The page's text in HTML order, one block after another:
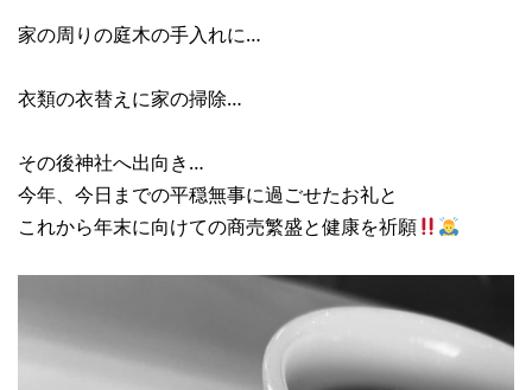
家の周りの庭木の手入れに…
衣類の衣替えに家の掃除…
その後神社へ出向き…
今年、今日までの平穏無事に過ごせたお礼と
これから年末に向けての商売繁盛と健康を祈願